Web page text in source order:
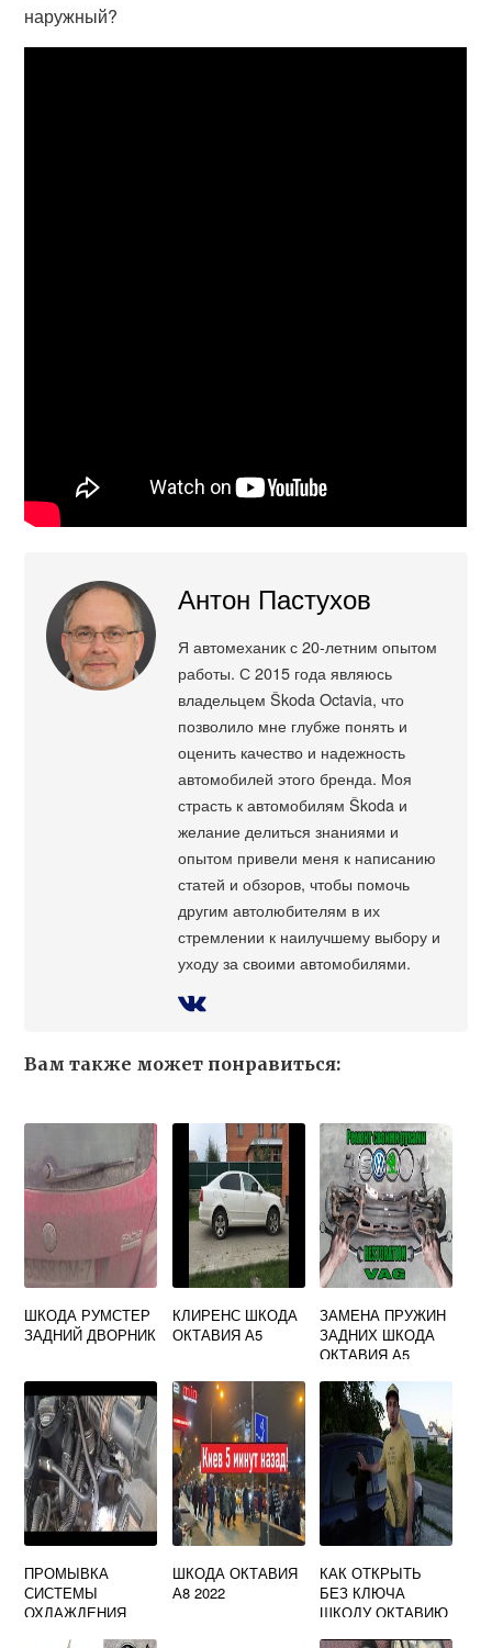
наружный?
Антон Пастухов
Я автомеханик с 20-летним опытом
работы. С 2015 года являюсь
владельцем Škoda Octavia, что
позволило мне глубже понять и
оценить качество и надежность
автомобилей этого бренда. Моя
страсть к автомобилям Škoda и
желание делиться знаниями и
опытом привели меня к написанию
статей и обзоров, чтобы помочь
другим автолюбителям в их
стремлении к наилучшему выбору и
уходу за своими автомобилями.
Вам также может понравиться:
ШКОДА РУМСТЕР
ЗАДНИЙ ДВОРНИК
КЛИРЕНС ШКОДА
ОКТАВИЯ А5
ЗАМЕНА ПРУЖИН
ЗАДНИХ ШКОДА
ОКТАВИЯ А5
ПРОМЫВКА
СИСТЕМЫ
ОХЛАЖДЕНИЯ
ШКОДА ОКТАВИЯ
А8 2022
КАК ОТКРЫТЬ
БЕЗ КЛЮЧА
ШКОДУ ОКТАВИЮ